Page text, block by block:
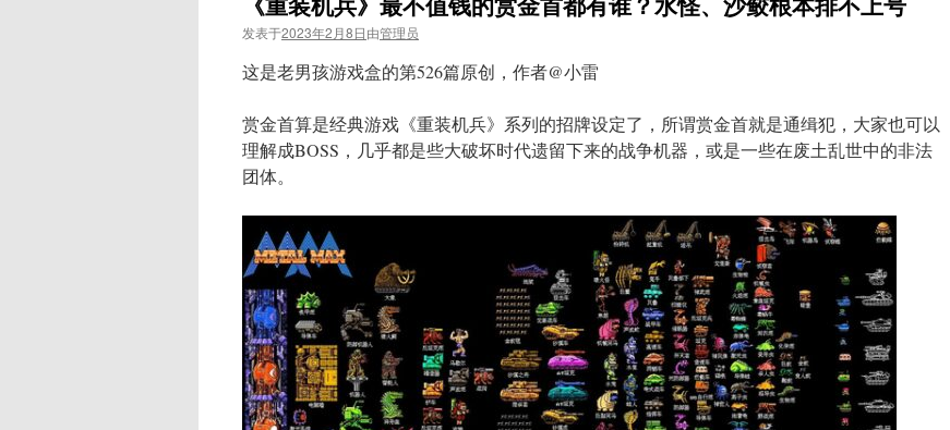
发表于2023年2月8日由管理员
这是老男孩游戏盒的第526篇原创，作者@小雷
赏金首算是经典游戏《重装机兵》系列的招牌设定了，所谓赏金首就是通缉犯，大家也可以
理解成BOSS，几乎都是些大破坏时代遗留下来的战争机器，或是一些在废土乱世中的非法
团体。